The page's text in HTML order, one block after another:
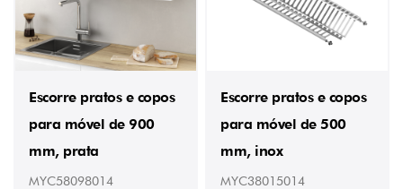
Escorre pratos e copos
para móvel de 900
mm, prata
MYC58098014
Escorre pratos e copos
para móvel de 500
mm, inox
MYC38015014